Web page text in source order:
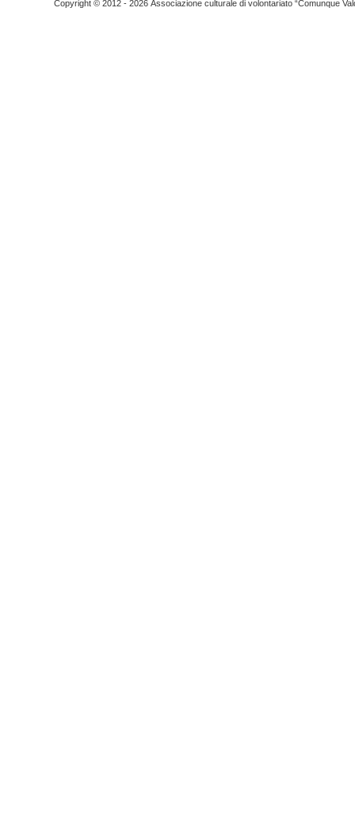
Copyright © 2012 - 2026 Associazione culturale di volontariato “Comunque